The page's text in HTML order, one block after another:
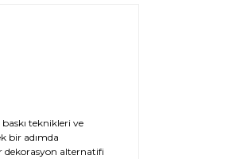
teknikleri ve
bir adımda
dekorasyon alternatifi